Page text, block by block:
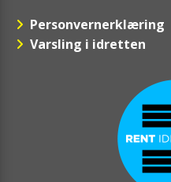
Personvernerklæring
Varsling i idretten